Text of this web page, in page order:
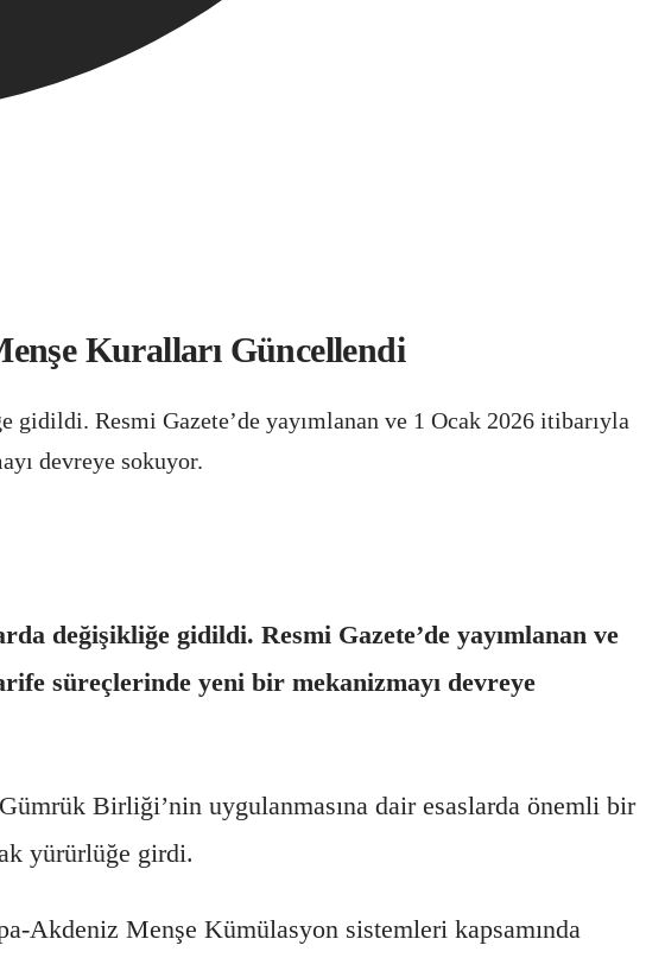
Kuralları Güncellendi
Resmi Gazete’de yayımlanan ve 1 Ocak 2026 itibarıyla
devreye sokuyor.
değişikliğe gidildi. Resmi Gazete’de yayımlanan ve
süreçlerinde yeni bir mekanizmayı devreye
Birliği’nin uygulanmasına dair esaslarda önemli bir
yürürlüğe girdi.
Akdeniz Menşe Kümülasyon sistemleri kapsamında